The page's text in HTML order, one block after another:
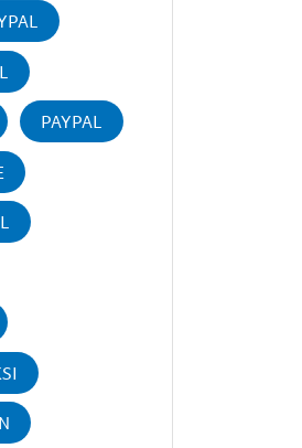
PAYPAL